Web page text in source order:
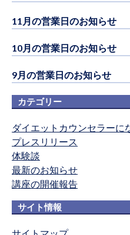
11月の営業日のお知らせ
10月の営業日のお知らせ
9月の営業日のお知らせ
カテゴリー
ダイエットカウンセラーに
プレスリリース
体験談
最新のお知らせ
講座の開催報告
サイト情報